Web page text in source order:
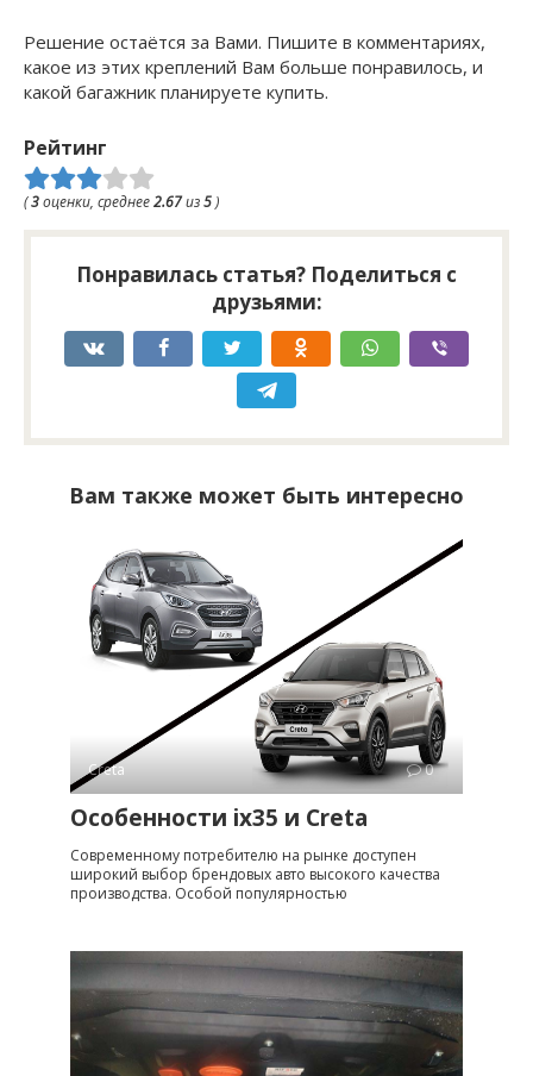
Решение остаётся за Вами. Пишите в комментариях,
какое из этих креплений Вам больше понравилось, и
какой багажник планируете купить.
Рейтинг
(3оценки, среднее2.67из5)
Понравилась статья? Поделиться с
друзьями:
Вам также может быть интересно
Creta 0
Особенности ix35 и Creta
Современному потребителю на рынке доступен
широкий выбор брендовых авто высокого качества
производства. Особой популярностью